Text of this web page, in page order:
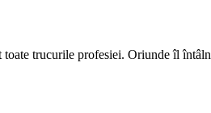
trucurile profesiei. Oriunde îl